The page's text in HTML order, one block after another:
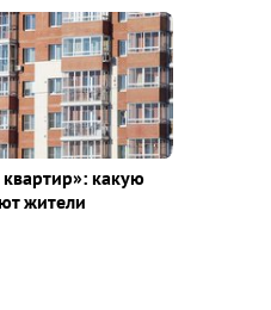
какую
жители